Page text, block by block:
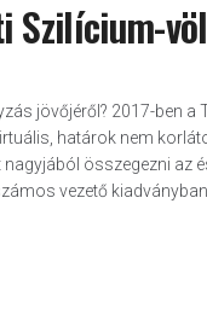
Szilícium-
jövőjéről? 2017-ben a
határok nem
összegezni
vezető